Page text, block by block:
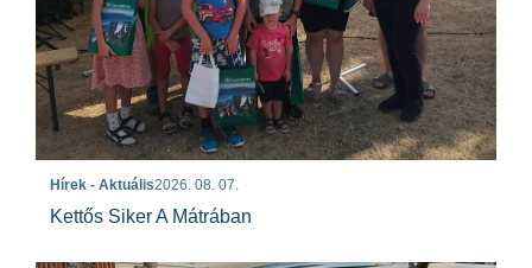
Hírek - Aktuális2026. 08. 07.
Kettős Siker A Mátrában